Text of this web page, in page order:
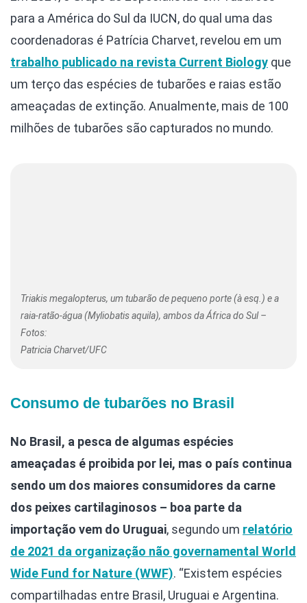
para a América do Sul da IUCN, do qual uma das
coordenadoras é Patrícia Charvet, revelou em um
trabalho publicado na revista Current Biology que
um terço das espécies de tubarões e raias estão
ameaçadas de extinção. Anualmente, mais de 100
milhões de tubarões são capturados no mundo.
Triakis megalopterus, um tubarão de pequeno porte (à esq.) e a
raia-ratão-água (Myliobatis aquila), ambos da África do Sul –
Fotos:
Patricia Charvet/UFC
Consumo de tubarões no Brasil
No Brasil, a pesca de algumas espécies
ameaçadas é proibida por lei, mas o país continua
sendo um dos maiores consumidores da carne
dos peixes cartilaginosos – boa parte da
importação vem do Uruguai, segundo um relatório
de 2021 da organização não governamental World
Wide Fund for Nature (WWF). “Existem espécies
compartilhadas entre Brasil, Uruguai e Argentina.